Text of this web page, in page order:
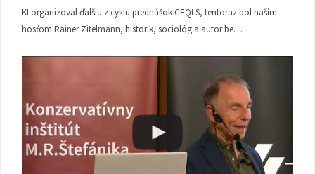
KI organizoval ďalšiu z cyklu prednášok CEQLS, tentoraz bol naším
hosťom Rainer Zitelmann, historik, sociológ a autor be…